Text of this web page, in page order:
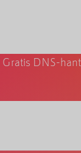
Gratis DNS-